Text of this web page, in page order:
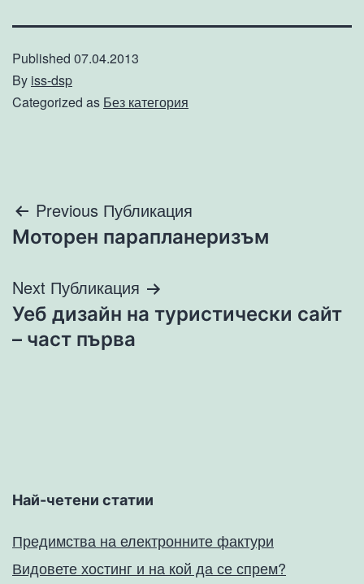
Published 07.04.2013
By iss-dsp
Categorized as Без категория
Навигация
Previous Публикация
Моторен парапланеризъм
Next Публикация
Уеб дизайн на туристически сайт
– част първа
Най-четени статии
Предимства на електронните фактури
Видовете хостинг и на кой да се спрем?